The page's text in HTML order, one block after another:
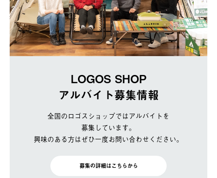
LOGOS SHOP
アルバイト募集情報
全国のロゴスショップではアルバイトを
募集しています。
興味のある方はぜひ一度お問い合わせください。
募集の詳細はこちらから